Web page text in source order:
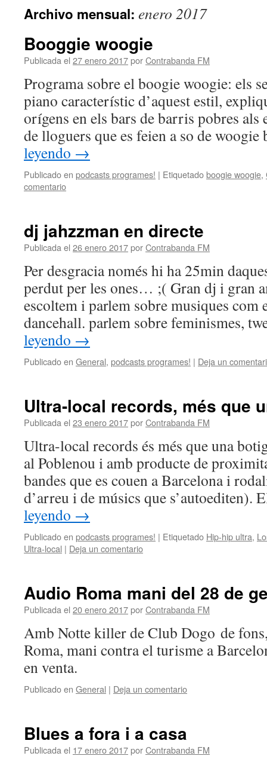
Archivo mensual: enero 2017
Booggie woogie
Publicada el 27 enero 2017porContrabanda FM
Programa sobre el boogie woogie: els
piano característic d’aquest estil,
orígens en els bars de barris pobres als
de lloguers que es feien a so de
leyendo →
Publicado en podcasts programes! | Etiquetadoboogie woogie,
comentario
dj jahzzman en directe
Publicada el 26 enero 2017porContrabanda FM
Per desgracia només hi ha 25min
perdut per les ones… ;( Gran dj i gran
escoltem i parlem sobre musiques com
dancehall. parlem sobre feminismes,
leyendo →
Publicado en General, podcasts programes! | Deja un
Ultra-local records, més que
Publicada el 23 enero 2017porContrabanda FM
Ultra-local records és més que una
al Poblenou i amb producte de
bandes que es couen a Barcelona i
d’arreu i de músics que
leyendo →
Publicado en podcasts programes! | Etiquetado Hip-hip ultra,
Ultra-local | Deja un comentario
Audio Roma mani del 28 de
Publicada el 20 enero 2017porContrabanda FM
Amb Notte killer de Club Dogo de
Roma, mani contra el turisme a
en venta.
Publicado en General | Deja un comentario
Blues a fora i a casa
Publicada el 17 enero 2017porContrabanda FM